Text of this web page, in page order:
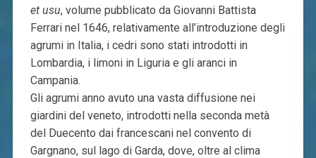
et usu, volume pubblicato da Giovanni Battista
Ferrari nel 1646, relativamente all’introduzione degli
agrumi in Italia, i cedri sono stati introdotti in
Lombardia, i limoni in Liguria e gli aranci in
Campania.
Gli agrumi anno avuto una vasta diffusione nei
giardini del veneto, introdotti nella seconda metà
del Duecento dai francescani nel convento di
Gargnano, sul lago di Garda, dove, oltre al clima